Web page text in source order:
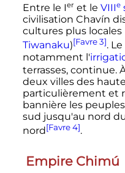
Entre le Ieret le VIIIe
civilisation Chavín
cultures plus locales
Tiwanaku)[Favre 3].
notamment l'
terrasses, continue.
deux villes des
particulièrement et
bannière les
sud jusqu'au nord
nord[Favre 4].
Empire Chimú